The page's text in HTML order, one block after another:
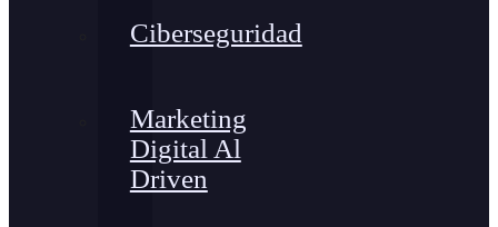
Ciberseguridad
Marketing
Digital Al
Driven